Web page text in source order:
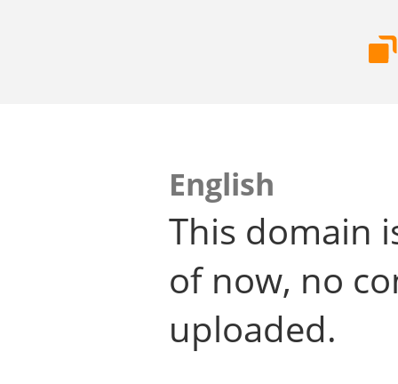
English
This domain
of now, no
uploaded.